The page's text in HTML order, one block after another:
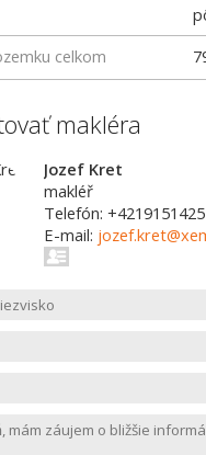
celkom
makléra
Jozef Kret
makléř
Telefón:
E-mail: